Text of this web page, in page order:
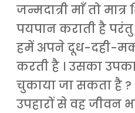
जन्मदात्री माँ तो
पयपान कराती है
हमें अपने दूध-दही-
करती है । उसका
चुकाया जा सकता है
उपहारों से वह जीवन